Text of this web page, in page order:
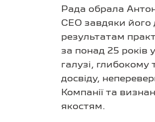
Рада обрала
CEO завдяки
результатам
за понад 25 років
галузі, глибокому
досвіду,
Компанії та
якостям.